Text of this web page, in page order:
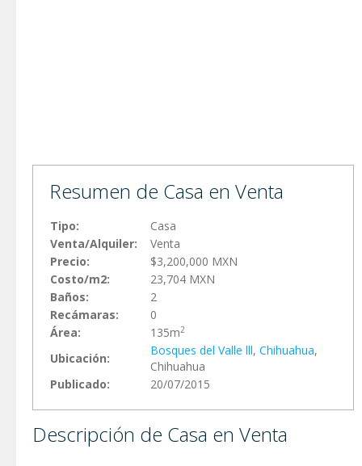
Resumen de Casa en Venta
Tipo:
Casa
Venta/Alquiler:
Venta
Precio:
$3,200,000 MXN
Costo/m2:
23,704 MXN
Baños:
2
Recámaras:
0
Área:
135m2
Ubicación:
Bosques del Valle lll, Chihuahua,
Chihuahua
Publicado:
20/07/2015
Descripción de Casa en Venta